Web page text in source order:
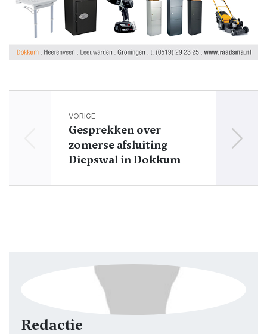
VORIGE
Gesprekken over
zomerse afsluiting
Diepswal in Dokkum
Redactie